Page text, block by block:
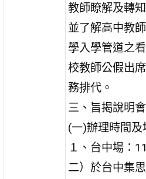
教師瞭解及轉
並了解高中教
學入學管道之
校教師公假出
務排代。
三、旨揭說明
(一)辦理時間及
１、台中場：
二）於台中集